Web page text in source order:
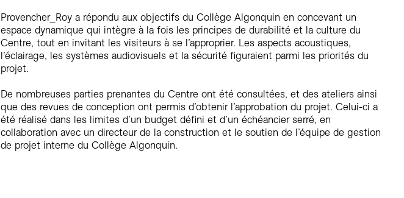
Provencher_Roy a répondu aux objectifs du Collège Algonquin en concevant un
espace dynamique qui intègre à la fois les principes de durabilité et la culture du
Centre, tout en invitant les visiteurs à se l’approprier. Les aspects acoustiques,
l’éclairage, les systèmes audiovisuels et la sécurité figuraient parmi les priorités du
projet.
De nombreuses parties prenantes du Centre ont été consultées, et des ateliers ainsi
que des revues de conception ont permis d’obtenir l’approbation du projet. Celui-ci a
été réalisé dans les limites d’un budget défini et d’un échéancier serré, en
collaboration avec un directeur de la construction et le soutien de l’équipe de gestion
de projet interne du Collège Algonquin.